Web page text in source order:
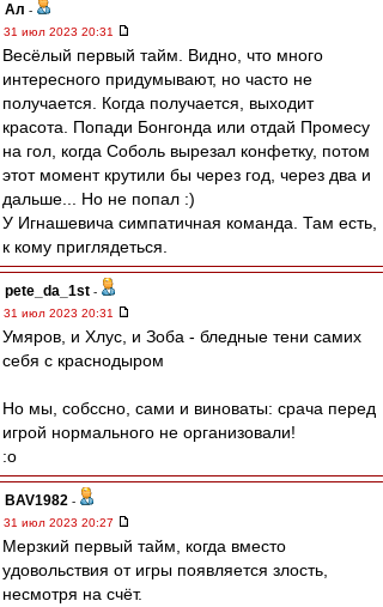
Ал -
31 июл 2023 20:31
Весёлый первый тайм. Видно, что много
интересного придумывают, но часто не
получается. Когда получается, выходит
красота. Попади Бонгонда или отдай Промесу
на гол, когда Соболь вырезал конфетку, потом
этот момент крутили бы через год, через два и
дальше... Но не попал :)
У Игнашевича симпатичная команда. Там есть,
к кому приглядеться.
pete_da_1st -
31 июл 2023 20:31
Умяров, и Хлус, и Зоба - бледные тени самих
себя с краснодыром
Но мы, собссно, сами и виноваты: срача перед
игрой нормального не организовали!
:o
BAV1982 -
31 июл 2023 20:27
Мерзкий первый тайм, когда вместо
удовольствия от игры появляется злость,
несмотря на счёт.